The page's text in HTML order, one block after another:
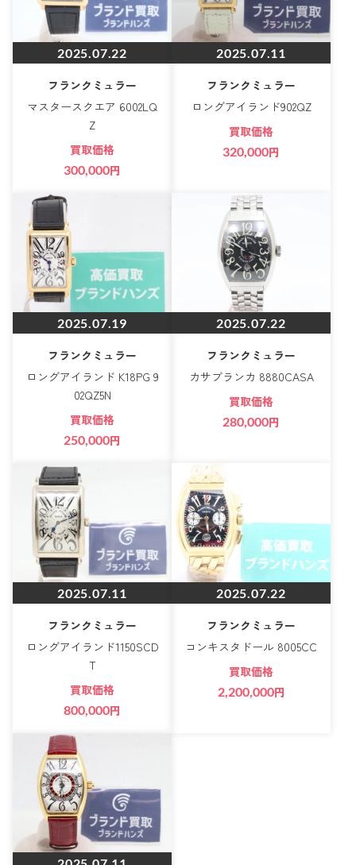
2025.07.22
フランクミュラー
マスタースクエア 6002LQ
Z
買取価格
300,000円
2025.07.11
フランクミュラー
ロングアイランド902QZ
買取価格
320,000円
2025.07.19
フランクミュラー
ロングアイランド K18PG 9
02QZ5N
買取価格
250,000円
2025.07.22
フランクミュラー
カサブランカ 8880CASA
買取価格
280,000円
2025.07.11
フランクミュラー
ロングアイランド1150SCD
T
買取価格
800,000円
2025.07.22
フランクミュラー
コンキスタドール 8005CC
買取価格
2,200,000円